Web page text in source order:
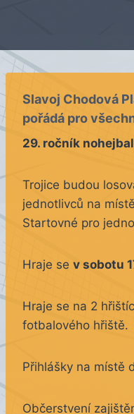
Slavoj Chodová
pořádá pro
29. ročník
Trojice budou
jednotlivců na
Startovné pro
Hraje se v sobotu
Hraje se na 2
fotbalového hřiště.
Přihlášky na místě
Občerstvení